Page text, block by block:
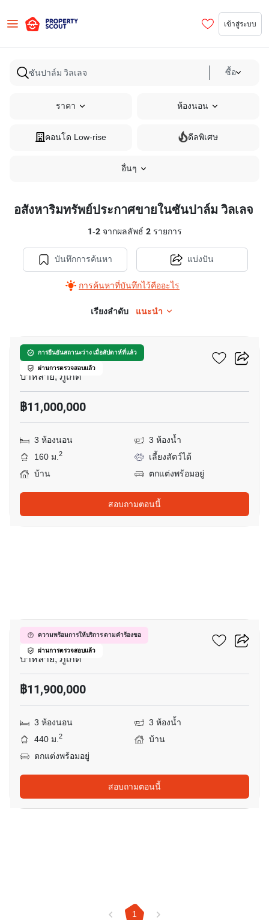
เข้าสู่ระบบ
ซื้อ
ราคา ห้องนอน
คอนโด Low-rise ดีลพิเศษ
อื่นๆ
อสังหาริมทรัพย์ประกาศขายในซันปาล์ม วิลเลจ
1-2จากผลลัพธ์ 2รายการ
บันทึกการค้นหา
การค้นหาที่บันทึกไว้คืออะไร
แบ่งปัน
เรียงลำดับ แนะนำ
การยืนยันสถานะว่าง เมื่อสัปดาห์ที่แล้ว
ผ่านการตรวจสอบแล้ว
ซันปาล์ม วิลเลจ
ป่าหล่าย, ภูเก็ต
฿11,000,000
3 ห้องนอน
3 ห้องน้ำ
160 ม.2
เลี้ยงสัตว์ได้
บ้าน
ตกแต่งพร้อมอยู่
สอบถามตอนนี้
ความพร้อมการให้บริการ ตามคำร้องขอ
ผ่านการตรวจสอบแล้ว
ซันปาล์ม วิลเลจ
ป่าหล่าย, ภูเก็ต
฿11,900,000
3 ห้องนอน
3 ห้องน้ำ
440 ม.2
บ้าน
ตกแต่งพร้อมอยู่
สอบถามตอนนี้
1